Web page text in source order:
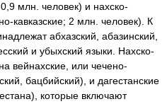
млн. человек) и нахско-
кавказские; 2 млн. человек). К
абхазский, абазинский,
и убыхский языки. Нахско-
вейнахские, или чечено-
бацбийский), и дагестанские
которые включают